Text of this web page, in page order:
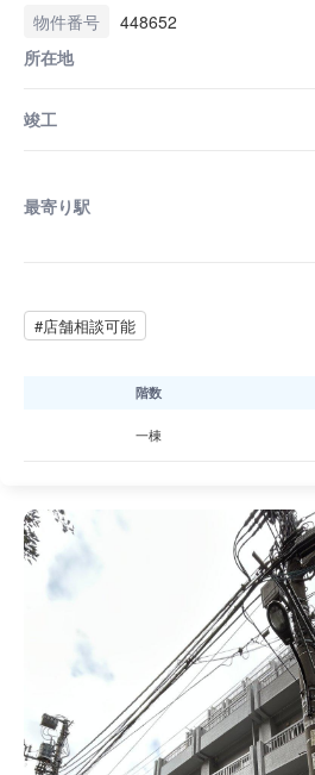
物件番号
448652
所在地
竣工
最寄り駅
#店舗相談可能
階数
一棟